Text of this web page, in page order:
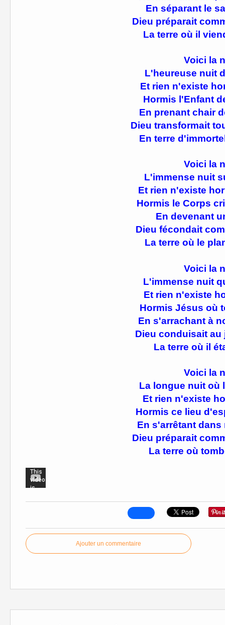
En séparant le
Dieu préparait
La terre où il
Voici la
L'heureuse nuit
Et rien n'existe
Hormis l'Enfant
En prenant chair
Dieu transformait
En terre
Voici la
L'immense nuit
Et rien n'existe
Hormis le Corps
En devenant
Dieu fécondait
La terre où le
Voici la
L'immense nuit
Et rien n'existe
Hormis Jésus où
En s'arrachant à
Dieu conduisait au
La terre où il
Voici la
La longue nuit où
Et rien n'existe
Hormis ce lieu
En s'arrêtant dans
Dieu préparait
La terre où
Ajouter un commentaire